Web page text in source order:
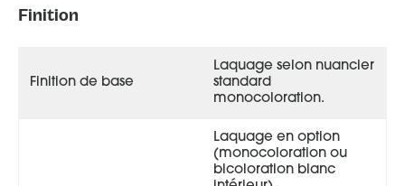
satiné
Finition
Finition de base
Laquage selon nuancier
standard
monocoloration.
Laquage en option
(monocoloration ou
bicoloration blanc